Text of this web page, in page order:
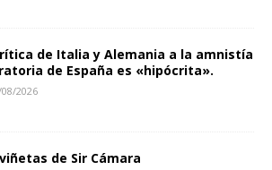
de Italia y Alemania a la amnistía
de España es «hipócrita».
2026
de Sir Cámara